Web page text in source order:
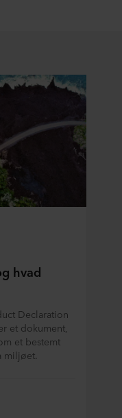
hvad
Declaration
et dokument,
et bestemt
miljøet.